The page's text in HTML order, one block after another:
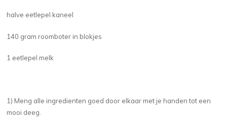
halve eetlepel kaneel
140 gram roomboter in blokjes
1 eetlepel melk
1) Meng alle ingredienten goed door elkaar met je handen tot een
mooi deeg.